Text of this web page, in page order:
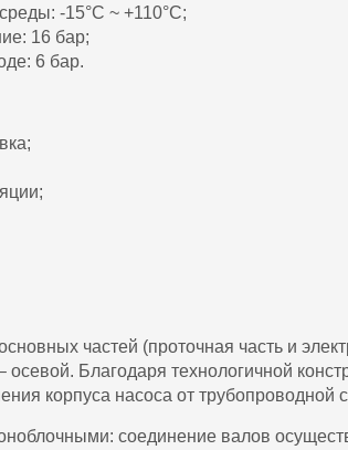
-15°С ~ +110°С;
16 бар;
6 бар.
частей (проточная часть и
Благодаря технологичной
корпуса насоса от трубопроводной
соединение валов